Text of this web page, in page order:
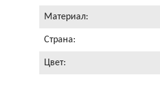
Материал:
Страна:
Цвет: